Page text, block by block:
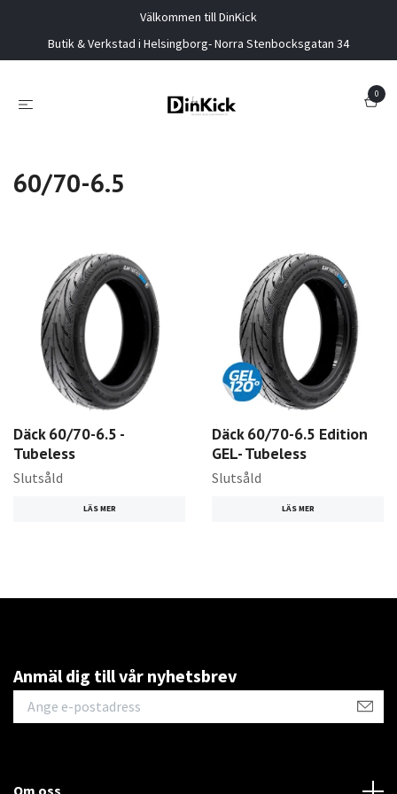
Välkommen till DinKick
Butik & Verkstad i Helsingborg- Norra Stenbocksgatan 34
0
60/70-6.5
Däck 60/70-6.5 -
Tubeless
Slutsåld
LÄS MER
Däck 60/70-6.5 Edition
GEL- Tubeless
Slutsåld
LÄS MER
Anmäl dig till vår nyhetsbrev